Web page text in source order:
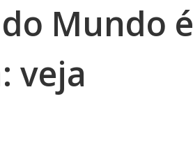
Mundo é
veja